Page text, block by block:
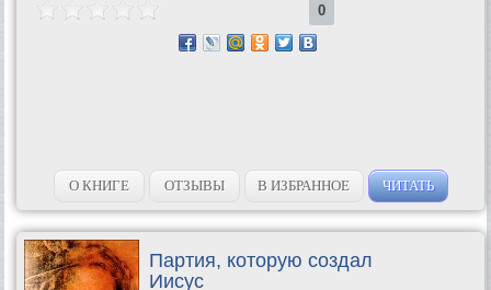
0
О КНИГЕ ОТЗЫВЫ В ИЗБРАННОЕ ЧИТАТЬ
Партия, которую создал
Иисус